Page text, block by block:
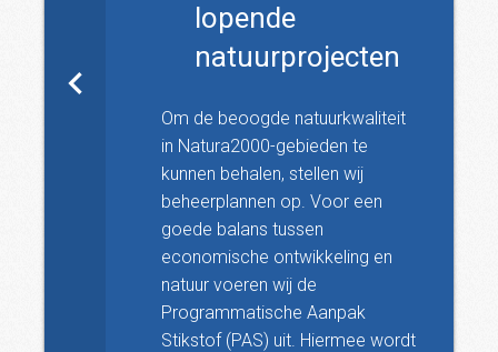
lopende
natuurprojecten
Om de beoogde natuurkwaliteit
in Natura2000-gebieden te
kunnen behalen, stellen wij
beheerplannen op. Voor een
goede balans tussen
economische ontwikkeling en
natuur voeren wij de
Programmatische Aanpak
Stikstof (PAS) uit. Hiermee wordt